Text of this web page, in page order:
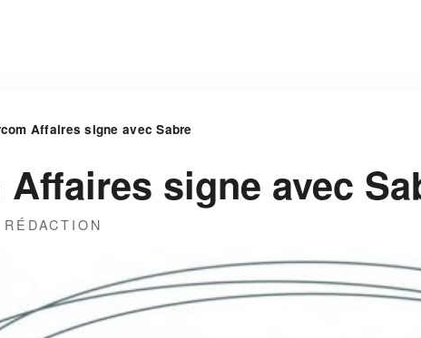
Affaires signe avec Sabre
signe avec